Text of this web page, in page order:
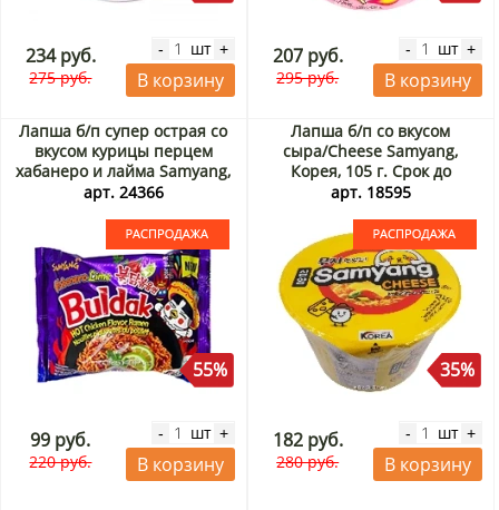
234 руб.
275 руб.
- шт +
В корзину
207 руб.
295 руб.
- шт +
В корзину
Лапша б/п супер острая со
вкусом курицы перцем
хабанеро и лайма Samyang,
Корея, 135 г. Срок до
арт. 24366
55%
99 руб.
220 руб.
- шт +
В корзину
Лапша б/п со вкусом
сыра/Cheese Samyang,
Корея, 105 г. Срок до
29.09.2026. Распродажа
арт. 18595
35%
182 руб.
280 руб.
- шт +
В корзину